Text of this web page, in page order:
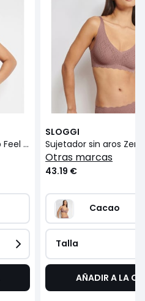
Sujetador ampliforme Zero Feel Bliss
SLOGGI
Sujetador sin aros Zero
otras marcas
43.19 €
Cacao
Talla
AÑADIR A LA